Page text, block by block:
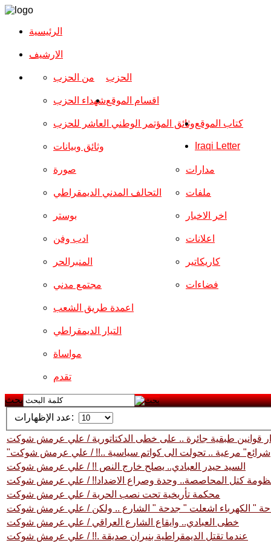
الرئيسية
الارشیف
الحزب من الحزب
شهداء الحزب
وثائق المؤتمر الوطني العاشر للحزب
وثائق وبيانات
اقسام الموقع
صورة
التحالف المدني الديمقراطي
بوستر
ادب وفن
المنبرالحر
مجتمع مدني
مدارات
ملفات
اخر الاخبار
اعلانات
كاريكاتير
فضاءات
اعمدة طريق الشعب
التيار الديمقراطي
مواساة
تقدم
كتاب الموقع
Iraqi Letter
بحث
عدد الإظهارات:
قوانين طبقية جائرة .. على خطى الدكتاتورية / علي عرمش شوكت
"شرائع" مرعية .. تحولت الى كواتم سياسية ..!! / علي عرمش شوكت
السيد حيدر العبادي.. يصلح خارج النص !! / علي عرمش شوكت
كتل المحاصصة.. وحدة وصراع الاضداد!! / علي عرمش شوكت
محكمة تأريخية تحت نصب الحرية / علي عرمش شوكت
" الكهرباء اشعلت " جدحة " الشارع .. ولكن / علي عرمش شوكت
خطى العبادي.. وايقاع الشارع العراقي / علي عرمش شوكت
عندما تقتل الديمقراطية بنيران صديقة .!! / علي عرمش شوكت